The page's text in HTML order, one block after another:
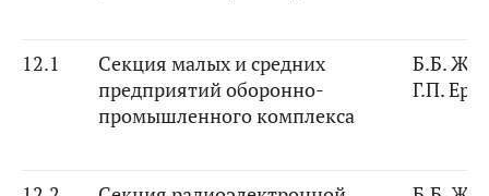
12.1
Секция малых и средних
предприятий оборонно-
промышленного комплекса
Б.Б.
Г.П.